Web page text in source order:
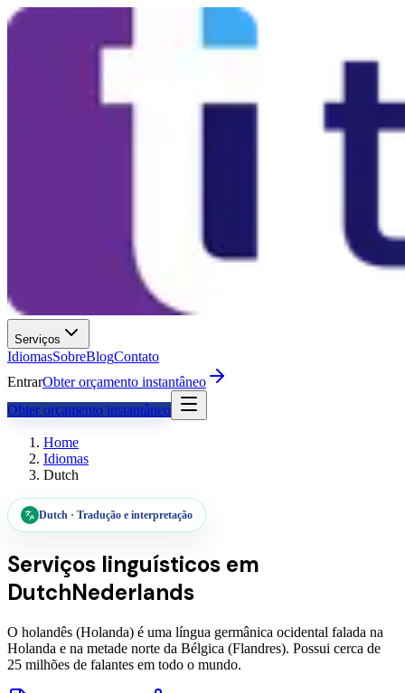
Serviços
IdiomasSobreBlogContato
EntrarObter orçamento instantâneo
Obter orçamento instantâneo
Home
Idiomas
Dutch
Dutch · Tradução e interpretação
Serviços linguísticos em
DutchNederlands
O holandês (Holanda) é uma língua germânica ocidental falada na
Holanda e na metade norte da Bélgica (Flandres). Possui cerca de
25 milhões de falantes em todo o mundo.